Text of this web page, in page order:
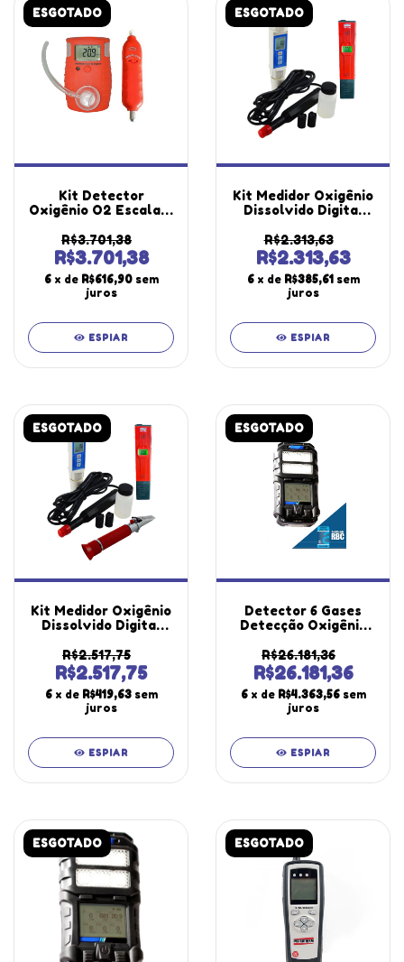
ESGOTADO
Kit Detector
Oxigênio O2 Escala 0
Dg-4000 Portátil
Espaço Confinado
Bomba Gás 320
Ml/min Kbg-100
R$3.701,38
R$3.701,38
6 x de R$616,90 sem
juros
ESPIAR
ESGOTADO
Kit Medidor Oxigênio
Dissolvido Digital
Tipo Caneta Ph-1700
Portátil Instrutherm
Estojo Solução
R$2.313,63
R$2.313,63
6 x de R$385,61 sem
juros
ESPIAR
ESGOTADO
Kit Medidor Oxigênio
Dissolvido Digital
Refratômetro
Salinidade Rts-
101atc Ph-1700
Portátil Instrutherm
R$2.517,75
R$2.517,75
6 x de R$419,63 sem
juros
ESPIAR
ESGOTADO
Detector 6 Gases
Detecção Oxigênio
Sulfeto Hidrogênio
Dióxido Amônia Dg-
550 Portátil
Certificado Rbc
R$26.181,36
R$26.181,36
6 x de R$4.363,56 sem
juros
ESPIAR
ESGOTADO ESGOTADO